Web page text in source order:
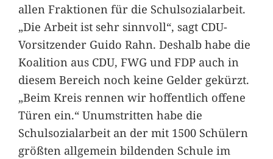
allen Fraktionen für die Schulsozialarbeit.
„Die Arbeit ist sehr sinnvoll“, sagt CDU-
Vorsitzender Guido Rahn. Deshalb habe die
Koalition aus CDU, FWG und FDP auch in
diesem Bereich noch keine Gelder gekürzt.
„Beim Kreis rennen wir hoffentlich offene
Türen ein.“ Unumstritten habe die
Schulsozialarbeit an der mit 1500 Schülern
größten allgemein bildenden Schule im